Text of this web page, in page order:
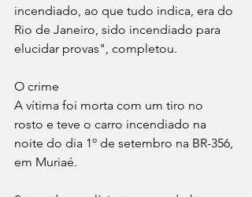
incendiado, ao que tudo indica, era do
Rio de Janeiro, sido incendiado para
elucidar provas", completou.
O crime
A vítima foi morta com um tiro no
rosto e teve o carro incendiado na
noite do dia 1º de setembro na BR-356,
em Muriaé.